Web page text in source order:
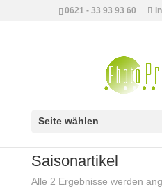
0621 - 33 93 93 60
Seite wählen
Saisonartikel
Alle 2 Ergebnisse werden